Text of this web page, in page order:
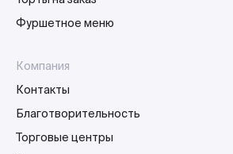
Фуршетное меню
Компания
Контакты
Благотворительность
Торговые центры